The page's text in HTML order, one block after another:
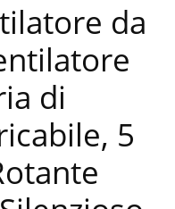
da
di
5